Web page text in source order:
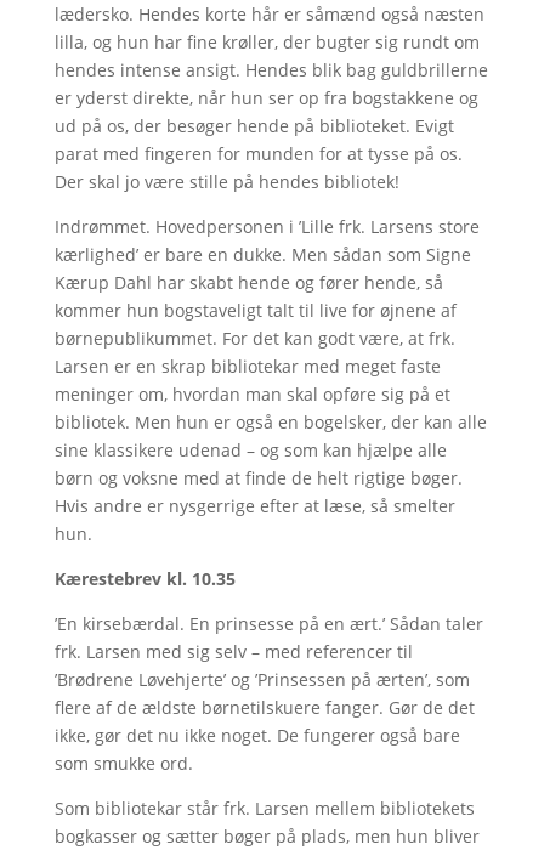
lædersko. Hendes korte hår er såmænd også næsten
lilla, og hun har fine krøller, der bugter sig rundt om
hendes intense ansigt. Hendes blik bag guldbrillerne
er yderst direkte, når hun ser op fra bogstakkene og
ud på os, der besøger hende på biblioteket. Evigt
parat med fingeren for munden for at tysse på os.
Der skal jo være stille på hendes bibliotek!
Indrømmet. Hovedpersonen i ’Lille frk. Larsens store
kærlighed’ er bare en dukke. Men sådan som Signe
Kærup Dahl har skabt hende og fører hende, så
kommer hun bogstaveligt talt til live for øjnene af
børnepublikummet. For det kan godt være, at frk.
Larsen er en skrap bibliotekar med meget faste
meninger om, hvordan man skal opføre sig på et
bibliotek. Men hun er også en bogelsker, der kan alle
sine klassikere udenad – og som kan hjælpe alle
børn og voksne med at finde de helt rigtige bøger.
Hvis andre er nysgerrige efter at læse, så smelter
hun.
Kærestebrev kl. 10.35
’En kirsebærdal. En prinsesse på en ært.’ Sådan taler
frk. Larsen med sig selv – med referencer til
’Brødrene Løvehjerte’ og ’Prinsessen på ærten’, som
flere af de ældste børnetilskuere fanger. Gør de det
ikke, gør det nu ikke noget. De fungerer også bare
som smukke ord.
Som bibliotekar står frk. Larsen mellem bibliotekets
bogkasser og sætter bøger på plads, men hun bliver